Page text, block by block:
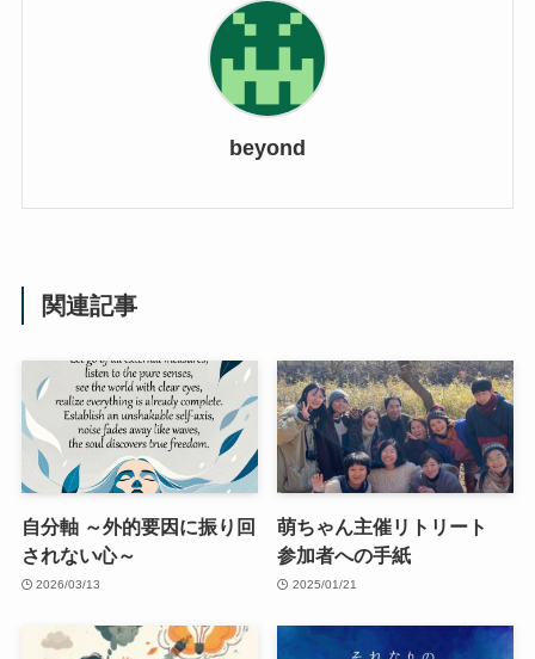
beyond
関連記事
自分軸 ～外的要因に振り回
されない心～
2026/03/13
萌ちゃん主催リトリート
参加者への手紙
2025/01/21